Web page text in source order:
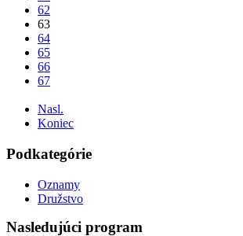
62
63
64
65
66
67
Nasl.
Koniec
Podkategórie
Oznamy
Družstvo
Nasledujúci program